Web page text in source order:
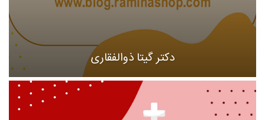
دکتر گیتا ذوالفقاری